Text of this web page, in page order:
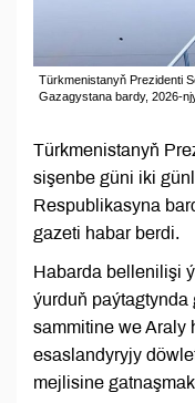
Türkmenistanyň Prezidenti
Gazagystana bardy, 2026-
Türkmenistanyň
sişenbe güni iki
Respublikasyna
gazeti habar berdi.
Habarda bellenilişi
ýurduň
sammitine we Araly
esaslandyryjy
mejlisine